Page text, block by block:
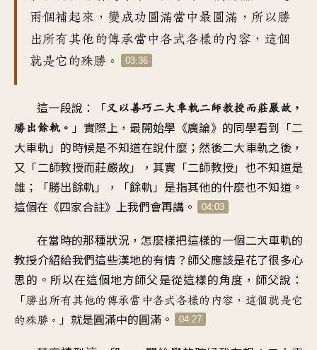
兩個補起來 ， 變成功圓滿當中最圓滿 ， 所以勝
出 所有其他的傳承當中各式各樣的內容 ， 這個
就是它的殊勝。 03:36
這一段說：「又以善巧二大車軌二師教授而莊嚴故 ，
勝出餘軌 。 」 實際上 ， 最開始學《廣論》的同學看到「二
大車軌」的時候是不知道在說什麼 ；然後二大車軌之後，
又 「二師教授而莊嚴故」，其實「二師教授」也不知道是
誰 ；「勝出餘軌」，「餘軌」是指其他的什麼也不知道 。
這個在《四家合註》上我們會再講 。 04:03
在當時的那種狀況 ， 怎麼樣把這樣的一個二大車軌的
教授介紹給我們這些漢地的有情 ？ 師父應該是花了很多心
思的 。 所以在這個地方師父是從這樣的角度 ， 師父說 ：
「勝出所有其他的傳承當中各式各樣的內容 ， 這個就是它
的殊勝 。 」 就是圓滿中的圓滿 。 04:27